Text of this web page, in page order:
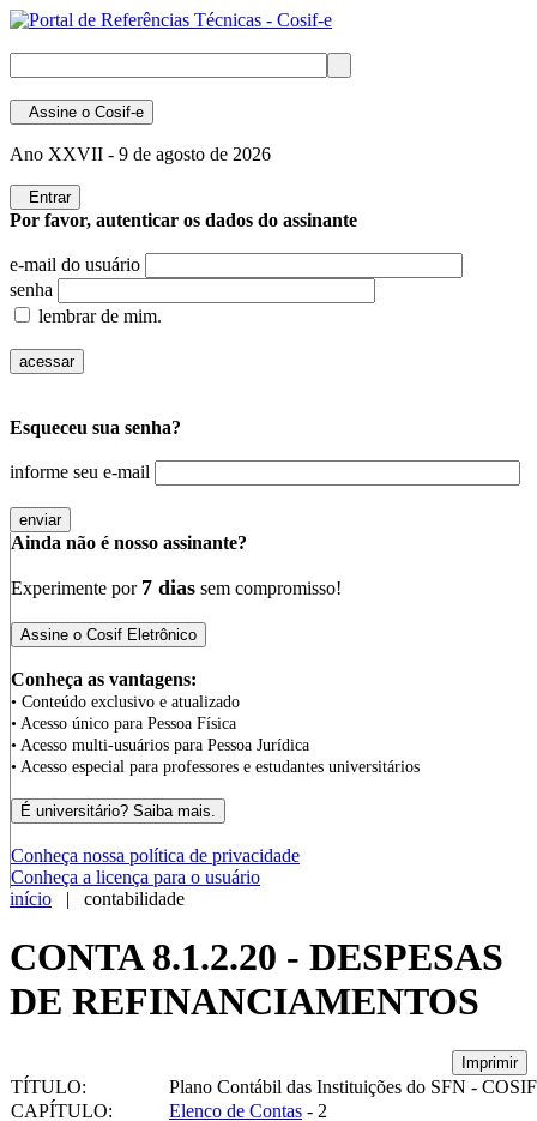
Assine o Cosif-e
Ano XXVII - 9 de agosto de 2026
Entrar
Por favor, autenticar os dados do assinante
e-mail do usuário
senha
lembrar de mim.
Esqueceu sua senha?
informe seu e-mail
Ainda não é nosso assinante?
Experimente por 7 dias sem compromisso!
Conheça as vantagens:
• Conteúdo exclusivo e atualizado
• Acesso único para Pessoa Física
• Acesso multi-usuários para Pessoa Jurídica
• Acesso especial para professores e estudantes universitários
Conheça nossa política de privacidade
Conheça a licença para o usuário
início | contabilidade
CONTA 8.1.2.20 - DESPESAS
DE REFINANCIAMENTOS
Imprimir
TÍTULO:
Plano Contábil das Instituições do SFN - COSIF
CAPÍTULO:
Elenco de Contas - 2